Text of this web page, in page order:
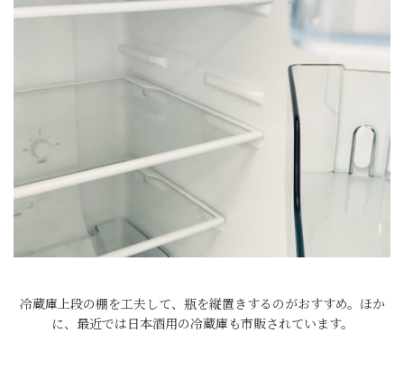
冷蔵庫上段の棚を工夫して、瓶を縦置きするのがおすすめ。ほか
に、最近では日本酒用の冷蔵庫も市販されています。